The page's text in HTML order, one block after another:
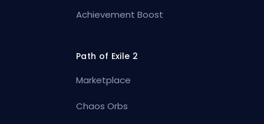
Achievement Boost
Path of Exile 2
Marketplace
Chaos Orbs